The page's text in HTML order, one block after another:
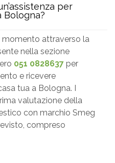
per
momento attraverso la
nella sezione
051 0828637 per
e ricevere
tua a Bologna. I
valutazione della
con marchio Smeg
compreso